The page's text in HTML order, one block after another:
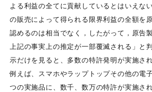
よる利益の全てに貢献しているとはいえな
の販売によって得られる限界利益の全額を
認めるのは相当でなく，したがって，原告
上記の事実上の推定が一部覆滅される」と
示だけを見ると、多数の特許発明が実施さ
例えば、スマホやラップトップその他の電
つの実施品に、数千、数万の特許が実施さ